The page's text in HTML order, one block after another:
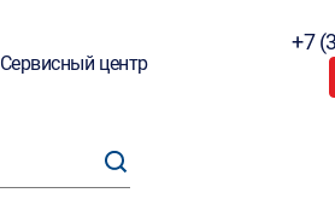
Сервисный центр
+7